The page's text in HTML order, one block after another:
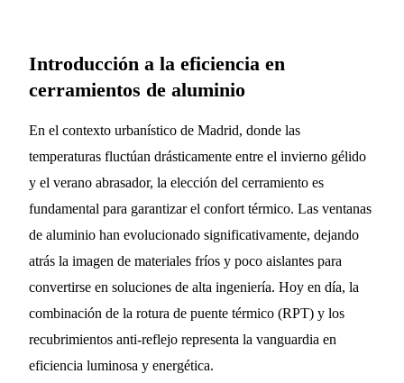
Introducción a la eficiencia en
cerramientos de aluminio
En el contexto urbanístico de Madrid, donde las
temperaturas fluctúan drásticamente entre el invierno gélido
y el verano abrasador, la elección del cerramiento es
fundamental para garantizar el confort térmico. Las ventanas
de aluminio han evolucionado significativamente, dejando
atrás la imagen de materiales fríos y poco aislantes para
convertirse en soluciones de alta ingeniería. Hoy en día, la
combinación de la rotura de puente térmico (RPT) y los
recubrimientos anti-reflejo representa la vanguardia en
eficiencia luminosa y energética.